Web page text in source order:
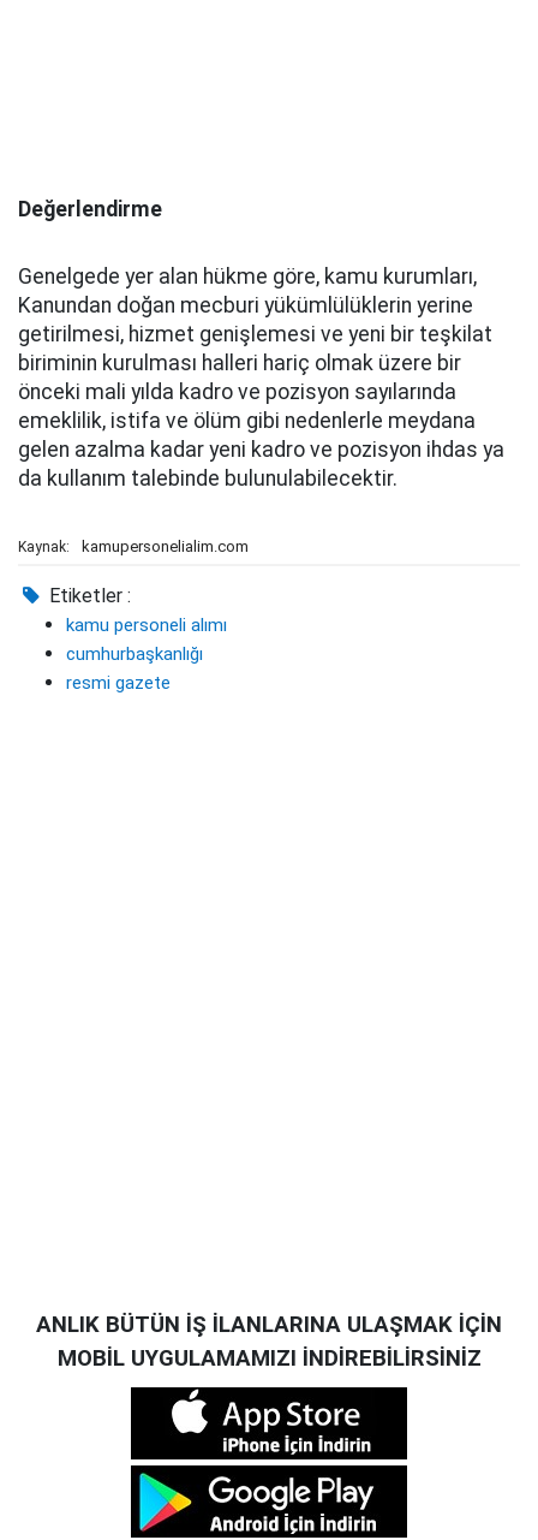
Değerlendirme
Genelgede yer alan hükme göre, kamu kurumları,
Kanundan doğan mecburi yükümlülüklerin yerine
getirilmesi, hizmet genişlemesi ve yeni bir teşkilat
biriminin kurulması halleri hariç olmak üzere bir
önceki mali yılda kadro ve pozisyon sayılarında
emeklilik, istifa ve ölüm gibi nedenlerle meydana
gelen azalma kadar yeni kadro ve pozisyon ihdas ya
da kullanım talebinde bulunulabilecektir.
Kaynak: kamupersonelialim.com
Etiketler :
kamu personeli alımı
cumhurbaşkanlığı
resmi gazete
ANLIK BÜTÜN İŞ İLANLARINA ULAŞMAK İÇİN
MOBİL UYGULAMAMIZI İNDİREBİLİRSİNİZ